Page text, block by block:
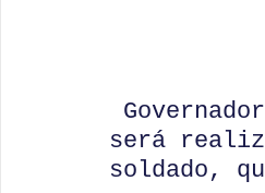
será
soldado,